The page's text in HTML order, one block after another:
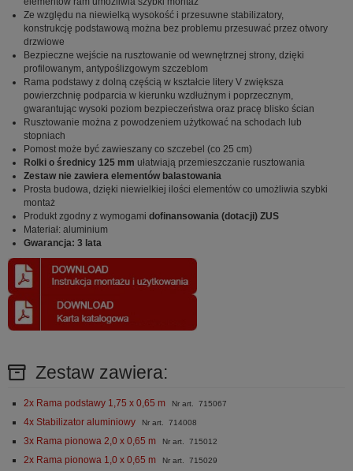
Ze względu na niewielką wysokość i przesuwne stabilizatory,
konstrukcję podstawową można bez problemu przesuwać przez otwory
drzwiowe
Bezpieczne wejście na rusztowanie od wewnętrznej strony, dzięki
profilowanym, antypoślizgowym szczeblom
Rama podstawy z dolną częścią w kształcie litery V zwiększa
powierzchnię podparcia w kierunku wzdłużnym i poprzecznym,
gwarantując wysoki poziom bezpieczeństwa oraz pracę blisko ścian
Rusztowanie można z powodzeniem użytkować na schodach lub
stopniach
Pomost może być zawieszany co szczebel (co 25 cm)
Rolki o średnicy 125 mm ułatwiają przemieszczanie rusztowania
Zestaw nie zawiera elementów balastowania
Prosta budowa, dzięki niewielkiej ilości elementów co umożliwia szybki
montaż
Produkt zgodny z wymogami dofinansowania (dotacji) ZUS
Materiał: aluminium
Gwarancja: 3 lata
Zestaw zawiera:
2x Rama podstawy 1,75 x 0,65 m Nr art. 715067
4x Stabilizator aluminiowy Nr art. 714008
3x Rama pionowa 2,0 x 0,65 m Nr art. 715012
2x Rama pionowa 1,0 x 0,65 m Nr art. 715029